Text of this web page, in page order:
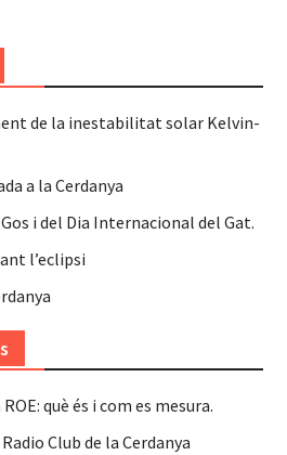
de la inestabilitat solar Kelvin-
a la Cerdanya
i del Dia Internacional del Gat.
l’eclipsi
ROE: què és i com es mesura.
Club de la Cerdanya